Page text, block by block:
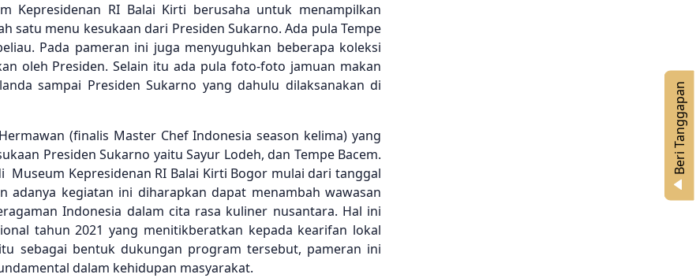
Kepresidenan RI Balai Kirti berusaha untuk menampilkan
satu menu kesukaan dari Presiden Sukarno. Ada pula Tempe
Pada pameran ini juga menyuguhkan beberapa koleksi
oleh Presiden. Selain itu ada pula foto-foto jamuan makan
sampai Presiden Sukarno yang dahulu dilaksanakan di
(finalis Master Chef Indonesia season kelima) yang
Presiden Sukarno yaitu Sayur Lodeh, dan Tempe Bacem.
Kepresidenan RI Balai Kirti Bogor mulai dari tanggal
adanya kegiatan ini diharapkan dapat menambah wawasan
Indonesia dalam cita rasa kuliner nusantara. Hal ini
tahun 2021 yang menitikberatkan kepada kearifan lokal
sebagai bentuk dukungan program tersebut, pameran ini
dalam kehidupan masyarakat.
n